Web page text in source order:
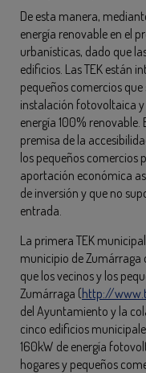
De esta manera,
energía renovable en el
urbanísticas, dado que
edificios. Las TEK están
pequeños comercios
instalación fotovoltaica
energía 100%
premisa de la
los pequeños comercios
aportación económica
de inversión y que no
entrada.
La primera TEK
municipio de Zumárraga
que los vecinos y los
Zumárraga (http://
del Ayuntamiento y la
cinco edificios
160kW de energía
hogares y pequeños